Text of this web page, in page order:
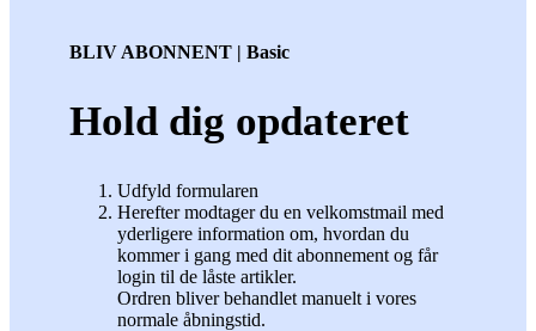
BLIV ABONNENT | Basic
Hold dig opdateret
Udfyld formularen
Herefter modtager du en velkomstmail med
yderligere information om, hvordan du
kommer i gang med dit abonnement og får
login til de låste artikler.
Ordren bliver behandlet manuelt i vores
normale åbningstid.